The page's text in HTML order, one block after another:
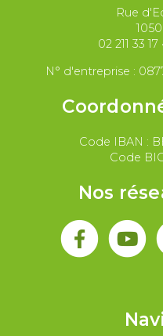
Paix et droit
Rue
02 211 33 17 •
N° d'entreprise :
Code IBAN :
Code
Nos